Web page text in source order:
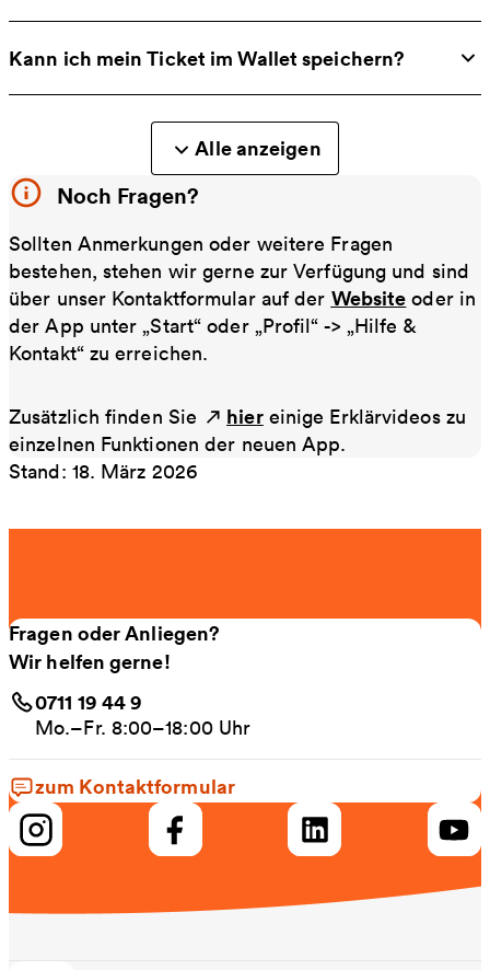
Kann ich mein Ticket im Wallet speichern?
Alle anzeigen
Noch Fragen?
Sollten Anmerkungen oder weitere Fragen
bestehen, stehen wir gerne zur Verfügung und sind
über unser Kontaktformular auf der Website oder in
der App unter „Start“ oder „Profil“ -> „Hilfe &
Kontakt“ zu erreichen.
Zusätzlich finden Sie hiereinige Erklärvideos zu
einzelnen Funktionen der neuen App.
Stand: 18. März 2026
Fragen oder Anliegen?
Wir helfen gerne!
0711 19 44 9
Mo.–Fr. 8:00–18:00 Uhr
zum Kontaktformular